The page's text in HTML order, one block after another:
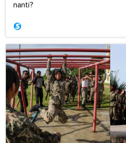
nanti?